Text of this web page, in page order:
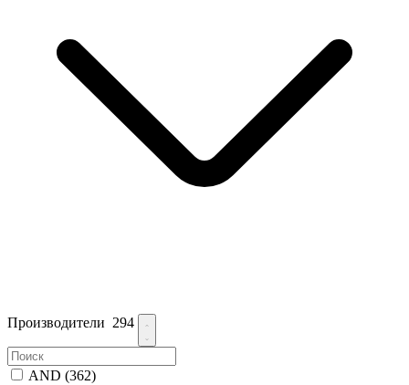
Производители 294
AND (362)